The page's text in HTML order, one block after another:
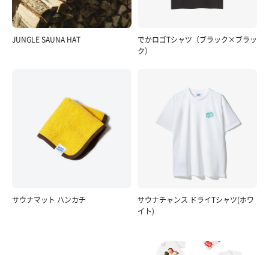
JUNGLE SAUNA HAT
でかロゴTシャツ（ブラック×ブラッ
ク）
サウナマット ハンカチ
サウナチャンス ドライTシャツ(ホワ
イト)